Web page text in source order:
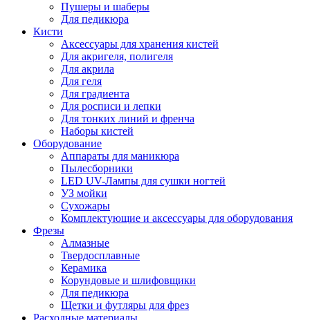
Пушеры и шаберы
Для педикюра
Кисти
Аксессуары для хранения кистей
Для акригеля, полигеля
Для акрила
Для геля
Для градиента
Для росписи и лепки
Для тонких линий и френча
Наборы кистей
Оборудование
Аппараты для маникюра
Пылесборники
LED UV-Лампы для сушки ногтей
УЗ мойки
Сухожары
Комплектующие и аксессуары для оборудования
Фрезы
Алмазные
Твердосплавные
Керамика
Корундовые и шлифовщики
Для педикюра
Щетки и футляры для фрез
Расходные материалы